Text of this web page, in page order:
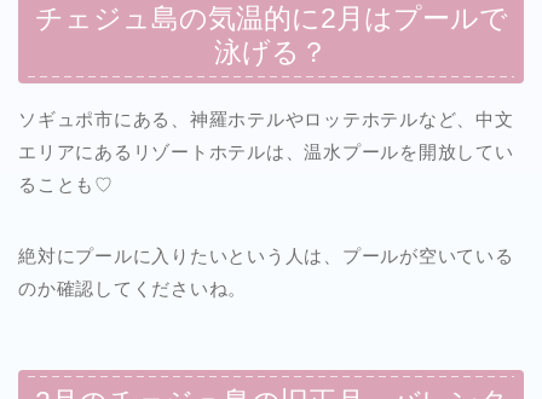
チェジュ島の気温的に2月はプールで
泳げる？
ソギュポ市にある、神羅ホテルやロッテホテルなど、中文
エリアにあるリゾートホテルは、温水プールを開放してい
ることも♡
絶対にプールに入りたいという人は、プールが空いている
のか確認してくださいね。